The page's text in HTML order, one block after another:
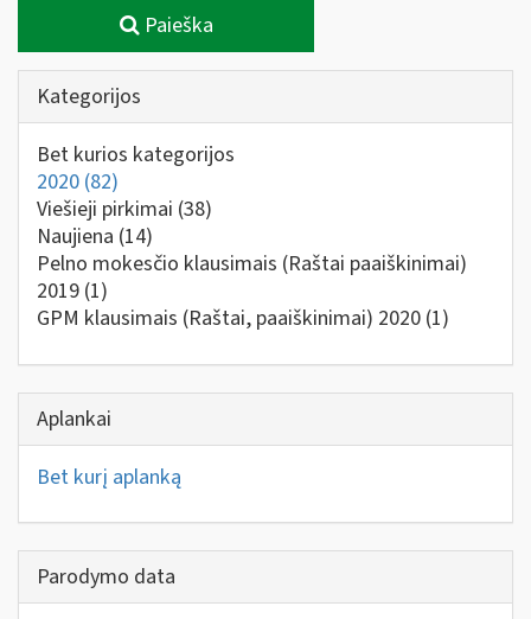
Paieška
Kategorijos
Bet kurios kategorijos
2020 (82)
Viešieji pirkimai (38)
Naujiena (14)
Pelno mokesčio klausimais (Raštai paaiškinimai)
2019 (1)
GPM klausimais (Raštai, paaiškinimai) 2020 (1)
Aplankai
Bet kurį aplanką
Parodymo data